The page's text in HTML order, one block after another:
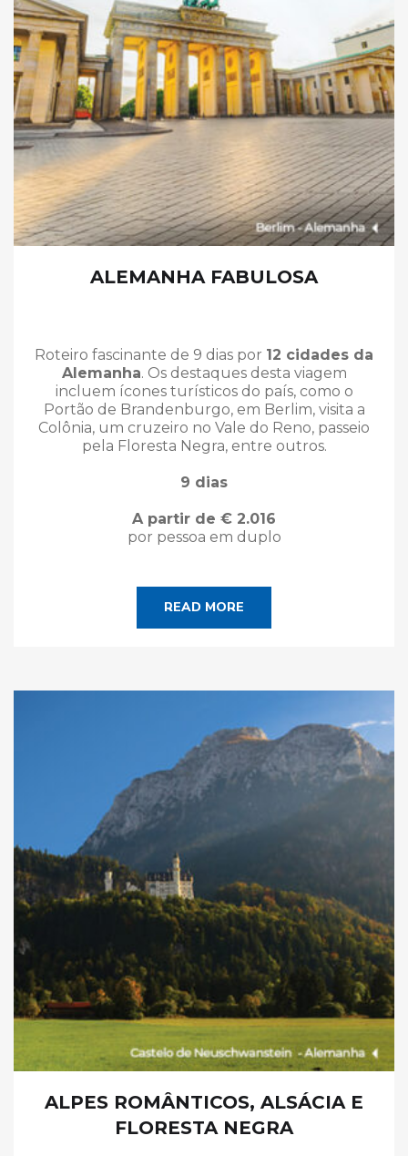
ALEMANHA FABULOSA
Roteiro fascinante de 9 dias por 12 cidades da
Alemanha. Os destaques desta viagem
incluem ícones turísticos do país, como o
Portão de Brandenburgo, em Berlim, visita a
Colônia, um cruzeiro no Vale do Reno, passeio
pela Floresta Negra, entre outros.
9 dias
A partir de € 2.016
por pessoa em duplo
READ MORE
ALPES ROMÂNTICOS, ALSÁCIA E
FLORESTA NEGRA